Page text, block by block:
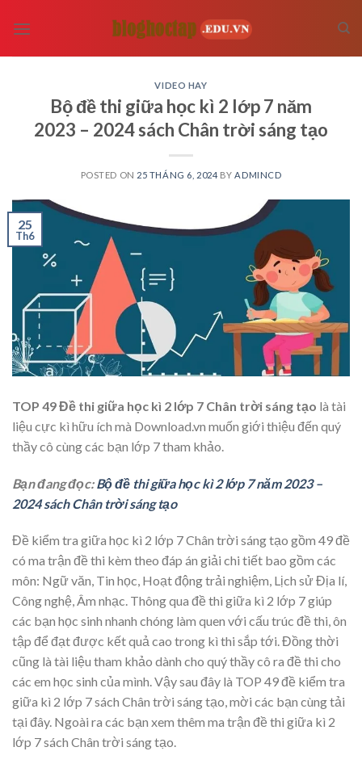
VIDEO HAY
Bộ đề thi giữa học kì 2 lớp 7 năm
2023 – 2024 sách Chân trời sáng tạo
POSTED ON 25 THÁNG 6, 2024 BY ADMINCD
25
Th6
TOP 49 Đề thi giữa học kì 2 lớp 7 Chân trời sáng tạo là tài
liệu cực kì hữu ích mà Download.vn muốn giới thiệu đến quý
thầy cô cùng các bạn lớp 7 tham khảo.
Bạn đang đọc:Bộ đề thi giữa học kì 2 lớp 7 năm 2023 –
2024 sách Chân trời sáng tạo
Đề kiểm tra giữa học kì 2 lớp 7 Chân trời sáng tạo gồm 49 đề
có ma trận đề thi kèm theo đáp án giải chi tiết bao gồm các
môn: Ngữ văn, Tin học, Hoạt động trải nghiệm, Lịch sử Địa lí,
Công nghệ, Âm nhạc. Thông qua đề thi giữa kì 2 lớp 7 giúp
các bạn học sinh nhanh chóng làm quen với cấu trúc đề thi, ôn
tập để đạt được kết quả cao trong kì thi sắp tới. Đồng thời
cũng là tài liệu tham khảo dành cho quý thầy cô ra đề thi cho
các em học sinh của mình. Vậy sau đây là TOP 49 đề kiểm tra
giữa kì 2 lớp 7 sách Chân trời sáng tạo, mời các bạn cùng tải
tại đây. Ngoài ra các bạn xem thêm ma trận đề thi giữa kì 2
lớp 7 sách Chân trời sáng tạo.